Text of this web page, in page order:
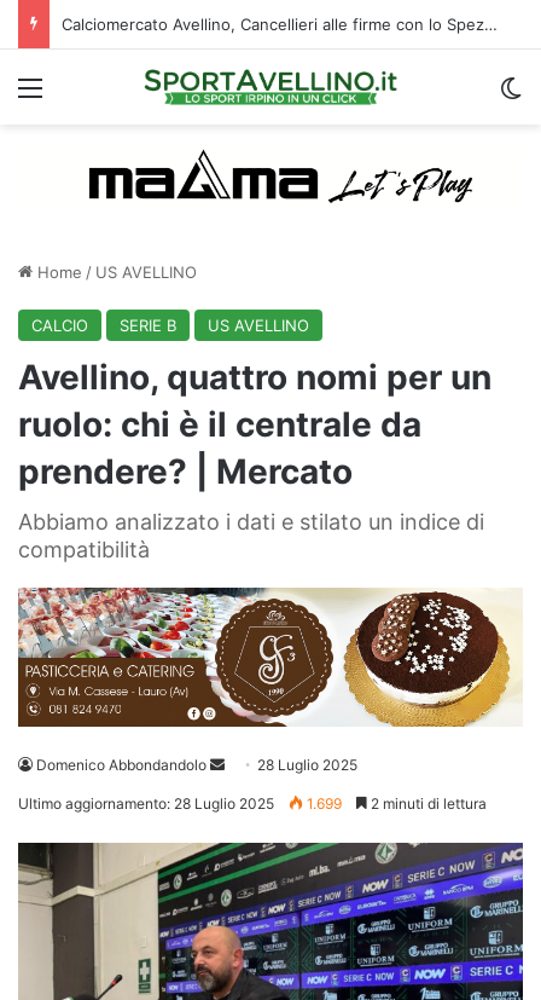
Calciomercato Avellino, Cancellieri alle firme con lo Spezia: i dettagli sul trasferimento
Menu
Home / US AVELLINO
CALCIO SERIE B US AVELLINO
Avellino, quattro nomi per un
ruolo: chi è il centrale da
prendere? | Mercato
Abbiamo analizzato i dati e stilato un indice di
compatibilità
Domenico Abbondandolo
Invia 28 Luglio 2025
Ultimo aggiornamento: 28 Luglio 2025 1.699 2 minuti di lettura